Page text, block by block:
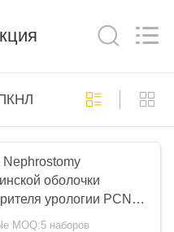
108
оболочки
урологии PCNL
перкутанный
MOQ:5 наборов